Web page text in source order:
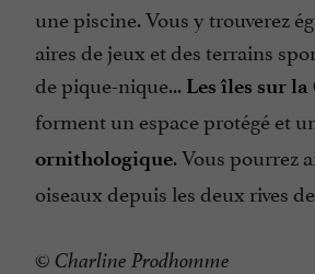
une piscine. Vous y trouverez
aires de jeux et des terrains
de pique-nique... Les îles sur
forment un espace protégé et
ornithologique. Vous pourrez
oiseaux depuis les deux rives
© Charline Prodhomme